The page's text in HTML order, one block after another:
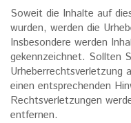
Soweit die Inhalte auf
wurden, werden die
Insbesondere werden
gekennzeichnet. Sollten
Urheberrechtsverletzung
einen entsprechenden
Rechtsverletzungen
entfernen.